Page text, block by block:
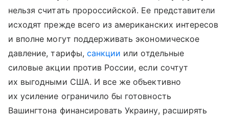
нельзя считать пророссийской. Ее представители
исходят прежде всего из американских интересов
и вполне могут поддерживать экономическое
давление, тарифы, санкции или отдельные
силовые акции против России, если сочтут
их выгодными США. И все же объективно
их усиление ограничило бы готовность
Вашингтона финансировать Украину, расширять